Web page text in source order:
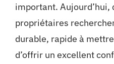
important. Aujourd’hui,
propriétaires
durable, rapide à
d’offrir un excellent